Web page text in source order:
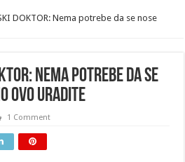
DOKTOR: Nema potrebe da se nose
Nema potrebe da se
URADITE
1 Comment